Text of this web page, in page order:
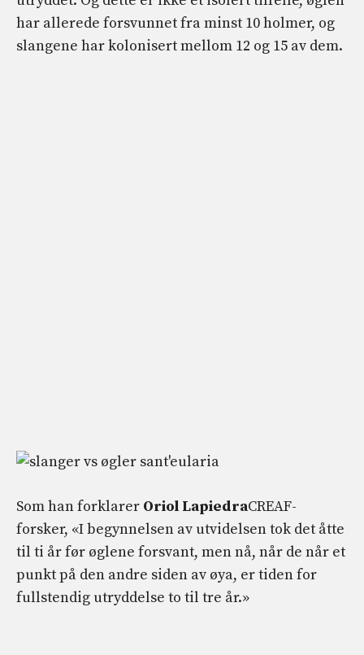
har allerede forsvunnet fra minst 10 holmer, og
slangene har kolonisert mellom 12 og 15 av dem.
Som han forklarer Oriol LapiedraCREAF-
forsker, «I begynnelsen av utvidelsen tok det åtte
til ti år før øglene forsvant, men nå, når de når et
punkt på den andre siden av øya, er tiden for
fullstendig utryddelse to til tre år.»